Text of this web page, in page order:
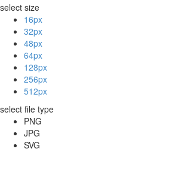
select size
16px
32px
48px
64px
128px
256px
512px
select file type
PNG
JPG
SVG